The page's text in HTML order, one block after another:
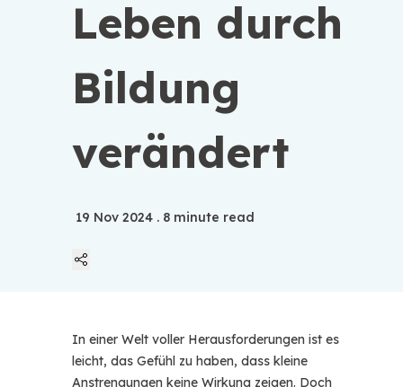
Leben durch
Bildung
verändert
19 Nov 2024 . 8 minute read
Twitter
In einer Welt voller Herausforderungen ist es
leicht, das Gefühl zu haben, dass kleine
Anstrengungen keine Wirkung zeigen. Doch